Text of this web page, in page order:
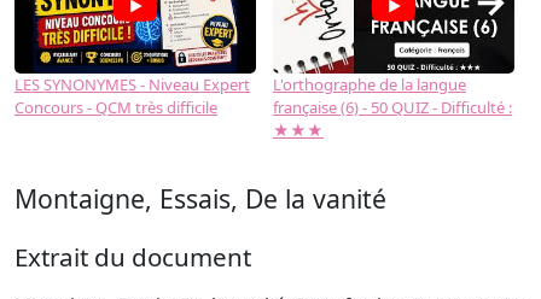
LES SYNONYMES - Niveau Expert
Concours - QCM très difficile
L'orthographe de la langue
française (6) - 50 QUIZ - Difficulté :
★★★
Montaigne, Essais, De la vanité
Extrait du document